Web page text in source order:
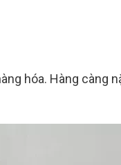
hóa. Hàng càng